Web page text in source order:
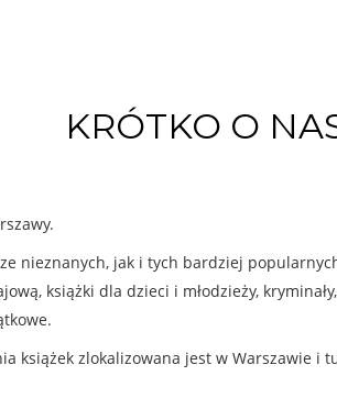
KRÓTKO O
nieznanych, jak i tych bardziej
książki dla dzieci i młodzieży,
książek zlokalizowana jest w Warszawie i